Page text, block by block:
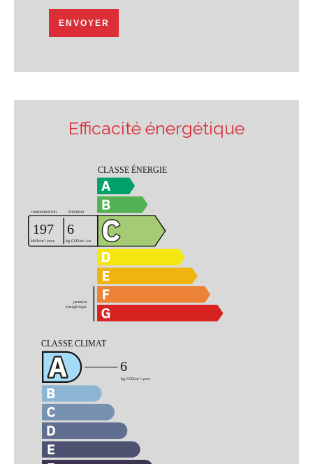
ENVOYER
Efficacité énergétique